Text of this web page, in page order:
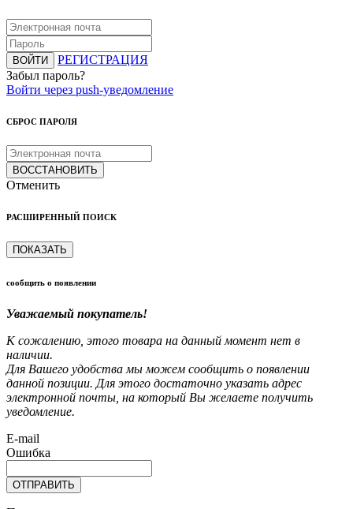
ВОЙТИ
РЕГИСТРАЦИЯ
Забыл пароль?
Войти через push-уведомление
СБРОС ПАРОЛЯ
ВОССТАНОВИТЬ
Отменить
РАСШИРЕННЫЙ ПОИСК
ПОКАЗАТЬ
сообщить о появлении
Уважаемый покупатель!
К сожалению, этого товара на данный момент нет в
наличии.
Для Вашего удобства мы можем сообщить о появлении
данной позиции. Для этого достаточно указать адрес
электронной почты, на который Вы желаете получить
уведомление.
E-mail
Ошибка
ОТПРАВИТЬ